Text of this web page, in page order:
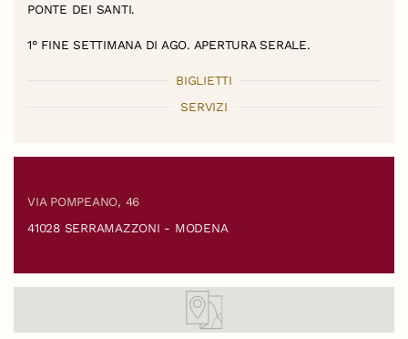
PONTE DEI SANTI.
1° FINE SETTIMANA DI AGO. APERTURA SERALE.
BIGLIETTI
SERVIZI
VIA POMPEANO, 46
41028 SERRAMAZZONI - MODENA